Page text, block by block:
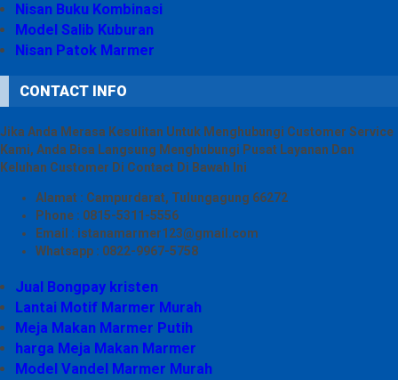
Nisan Buku Kombinasi
Model Salib Kuburan
Nisan Patok Marmer
CONTACT INFO
Jika Anda Merasa Kesulitan Untuk Menghubungi Customer Service
Kami, Anda Bisa Langsung Menghubungi Pusat Layanan Dan
Keluhan Customer Di Contact Di Bawah Ini
Alamat : Campurdarat, Tulungagung 66272
Phone : 0815-5311-5556
Email : istanamarmer123@gmail.com
Whatsapp : 0822-9967-5758
Jual Bongpay kristen
Lantai Motif Marmer Murah
Meja Makan Marmer Putih
harga Meja Makan Marmer
Model Vandel Marmer Murah